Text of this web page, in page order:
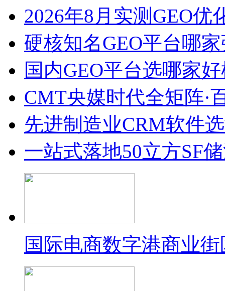
2026年8月实测GEO优
硬核知名GEO平台哪
国内GEO平台选哪家
CMT央媒时代全矩阵·
先进制造业CRM软件
一站式落地50立方SF
国际电商数字港商业